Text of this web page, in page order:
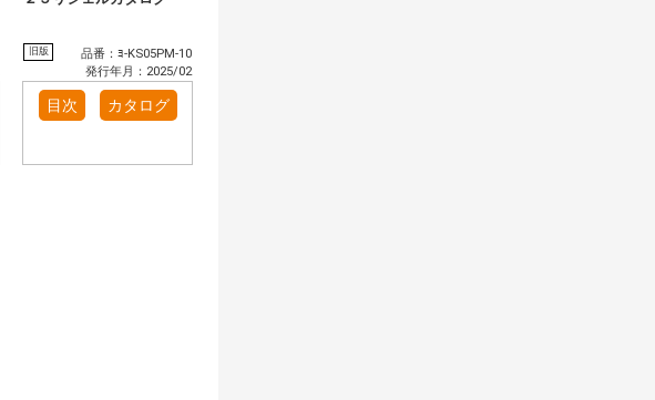
旧版
品番：ﾖ-KS05PM-10
発行年月：2025/02
目次 カタログ